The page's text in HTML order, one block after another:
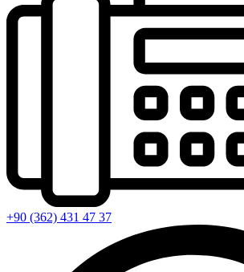
+90 (362) 431 47 37